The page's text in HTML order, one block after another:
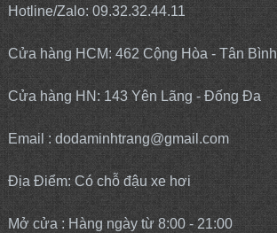
Hotline/Zalo: 09.32.32.44.11
Cửa hàng HCM: 462 Cộng Hòa - Tân Bình
Cửa hàng HN: 143 Yên Lãng - Đống Đa
Email : dodaminhtrang@gmail.com
Địa Điểm: Có chỗ đậu xe hơi
Mở cửa : Hàng ngày từ 8:00 - 21:00